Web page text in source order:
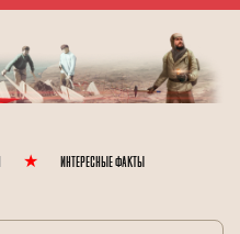
Интересные Факты